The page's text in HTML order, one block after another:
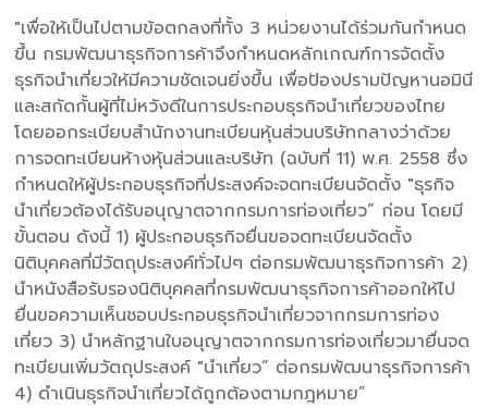
"เพื่อให้เป็นไปตามข้อตกลงที่ทั้ง 3 หน่วยงานได้ร่วมกันกำหนด
ขึ้น กรมพัฒนาธุรกิจการค้าจึงกำหนดหลักเกณฑ์การจัดตั้ง
ธุรกิจนำเที่ยวให้มีความชัดเจนยิ่งขึ้น เพื่อป้องปรามปัญหานอมินี
และสกัดกั้นผู้ที่ไม่หวังดีในการประกอบธุรกิจนำเที่ยวของไทย
โดยออกระเบียบสำนักงานทะเบียนหุ้นส่วนบริษัทกลางว่าด้วย
การจดทะเบียนห้างหุ้นส่วนและบริษัท (ฉบับที่ 11) พ.ศ. 2558 ซึ่ง
กำหนดให้ผู้ประกอบธุรกิจที่ประสงค์จะจดทะเบียนจัดตั้ง "ธุรกิจ
นำเที่ยวต้องได้รับอนุญาตจากกรมการท่องเที่ยว” ก่อน โดยมี
ขั้นตอน ดังนี้ 1) ผู้ประกอบธุรกิจยื่นขอจดทะเบียนจัดตั้ง
นิติบุคคลที่มีวัตถุประสงค์ทั่วไปๆ ต่อกรมพัฒนาธุรกิจการค้า 2)
นำหนังสือรับรองนิติบุคคลที่กรมพัฒนาธุรกิจการค้าออกให้ไป
ยื่นขอความเห็นชอบประกอบธุรกิจนำเที่ยวจากกรมการท่อง
เที่ยว 3) นำหลักฐานใบอนุญาตจากกรมการท่องเที่ยวมายื่นจด
ทะเบียนเพิ่มวัตถุประสงค์ "นำเที่ยว” ต่อกรมพัฒนาธุรกิจการค้า
4) ดำเนินธุรกิจนำเที่ยวได้ถูกต้องตามกฎหมาย”